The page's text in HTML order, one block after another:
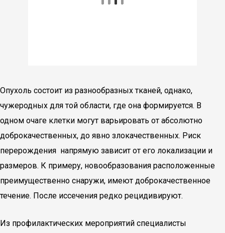
Опухоль состоит из разнообразных тканей, однако,
чужеродных для той области, где она формируется. В
одном очаге клетки могут варьировать от абсолютно
доброкачественных, до явно злокачественных. Риск
перерождения напрямую зависит от его локализации и
размеров. К примеру, новообразования расположенные
преимущественно снаружи, имеют доброкачественное
течение. После иссечения редко рецидивируют.
Из профилактических мероприятий специалисты